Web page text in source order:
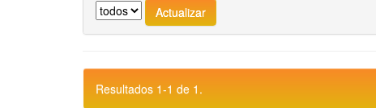
Resultados 1-1 de 1.